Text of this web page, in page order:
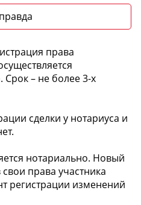
права
Срок – не более 3-х
сделки у нотариуса и
нотариально. Новый
права участника
регистрации изменений